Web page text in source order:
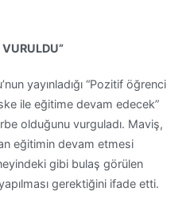
yayınladığı “Pozitif öğrenci
ile eğitime devam edecek”
olduğunu vurguladı. Maviş,
eğitimin devam etmesi
gibi bulaş görülen
gerektiğini ifade etti.